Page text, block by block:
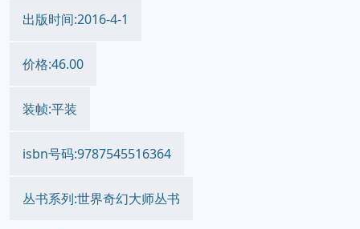
出版时间:2016-4-1
价格:46.00
装帧:平装
isbn号码:9787545516364
丛书系列:世界奇幻大师丛书